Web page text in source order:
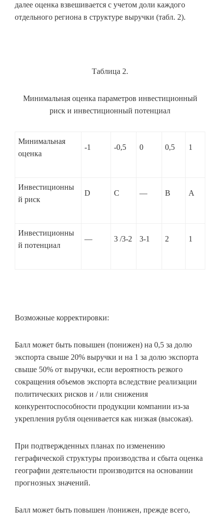
далее оценка взвешивается с учетом доли каждого
отдельного региона в структуре выручки (табл. 2).
Таблица 2.
Минимальная оценка параметров инвестиционный
риск и инвестиционный потенциал
Минимальная
оценка
-1 -0,5 0 0,5 1
Инвестиционны
й риск
D C — B A
Инвестиционны
й потенциал
— 3 /3-2 3-1 2 1
Возможные корректировки:
Балл может быть повышен (понижен) на 0,5 за долю
экспорта свыше 20% выручки и на 1 за долю экспорта
свыше 50% от выручки, если вероятность резкого
сокращения объемов экспорта вследствие реализации
политических рисков и / или снижения
конкурентоспособности продукции компании из-за
укрепления рубля оценивается как низкая (высокая).
При подтвержденных планах по изменению
геграфической структуры производства и сбыта оценка
географии деятельности производится на основании
прогнозных значений.
Балл может быть повышен /понижен, прежде всего,